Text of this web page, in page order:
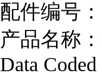
配件编号：
产品名称
Data